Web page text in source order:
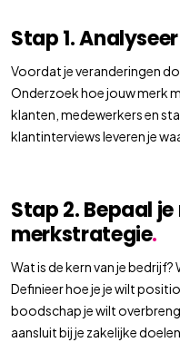
Stap 1.
Voordat je veranderingen
Onderzoek hoe jouw merk
klanten, medewerkers en
klantinterviews leveren je
Stap 2. Bepaal
merkstrategie.
Wat is de kern van je bedrijf?
Definieer hoe je je wilt
boodschap je wilt
aansluit bij je zakelijke